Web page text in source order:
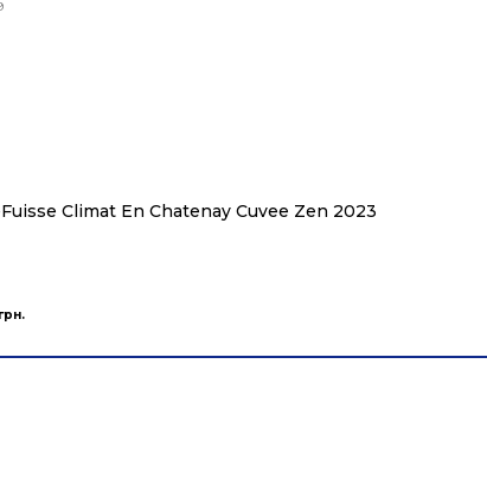
Climat En Chatenay Cuvee Zen 2023
грн.